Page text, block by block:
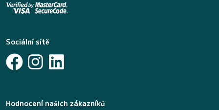
Sociální sítě
Hodnocení našich zákazníků